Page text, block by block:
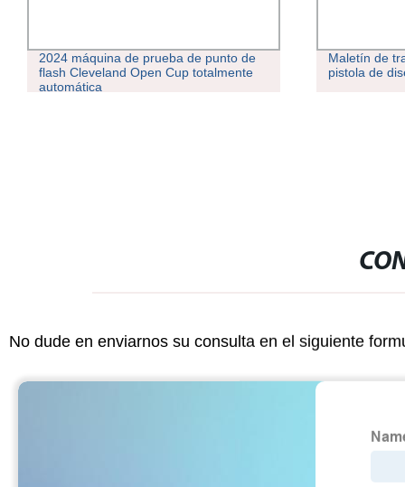
2024 máquina de prueba de punto de
flash Cleveland Open Cup totalmente
automática
Maletín de
pistola de
No dude en enviarnos su consulta en el siguiente